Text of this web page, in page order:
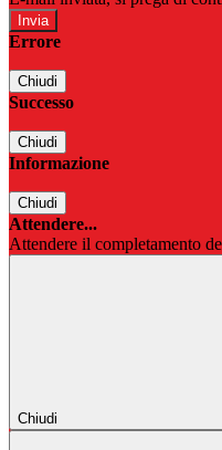
Errore
Chiudi
Successo
Chiudi
Informazione
Chiudi
Attendere...
Attendere il completamento
Chiudi